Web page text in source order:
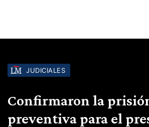
JUDICIALES
Confirmaron la
preventiva para el